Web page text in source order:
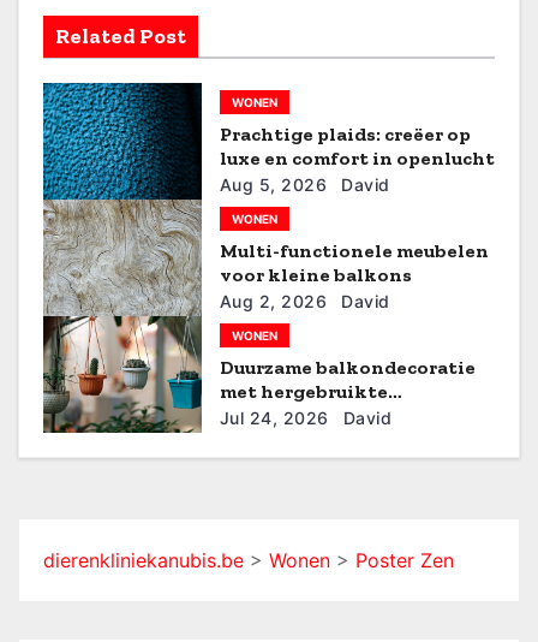
n
a
v
i
g
a
t
i
e
Related Post
WONEN
Prachtige plaids: creëer op
luxe en comfort in openlucht
Aug 5, 2026 David
WONEN
Multi-functionele meubelen
voor kleine balkons
Aug 2, 2026 David
WONEN
Duurzame balkondecoratie
met hergebruikte
materialen
Jul 24, 2026 David
dierenkliniekanubis.be > Wonen > Poster Zen